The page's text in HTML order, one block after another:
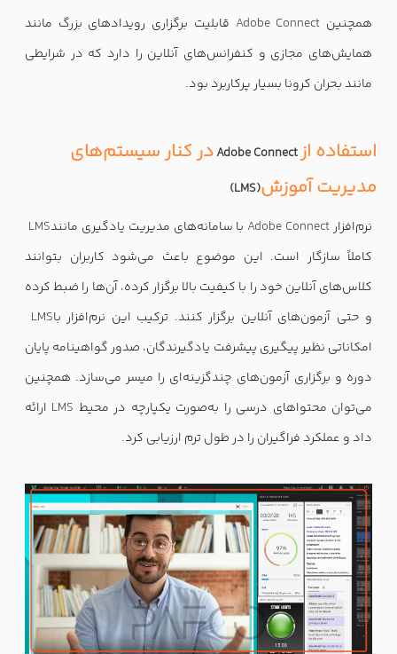
همچنین Adobe Connect قابلیت برگزاری رویدادهای بزرگ مانند
همایش‌های مجازی و کنفرانس‌های آنلاین را دارد که در شرایطی
مانند بحران کرونا بسیار پرکاربرد بود.
استفاده ازAdobe Connectدر کنار سیستم‌های
مدیریت آموزش(LMS)
نرم‌افزار Adobe Connect با سامانه‌های مدیریت یادگیری مانندLMS
کاملاً سازگار است. این موضوع باعث می‌شود کاربران بتوانند
کلاس‌های آنلاین خود را با کیفیت بالا برگزار کرده، آن‌ها را ضبط کرده
و حتی آزمون‌های آنلاین برگزار کنند. ترکیب این نرم‌افزار باLMS
امکاناتی نظیر پیگیری پیشرفت یادگیرندگان، صدور گواهینامه پایان
دوره و برگزاری آزمون‌های چندگزینه‌ای را میسر می‌سازد. همچنین
می‌توان محتواهای درسی را به‌صورت یکپارچه در محیط LMS ارائه
داد و عملکرد فراگیران را در طول ترم ارزیابی کرد.